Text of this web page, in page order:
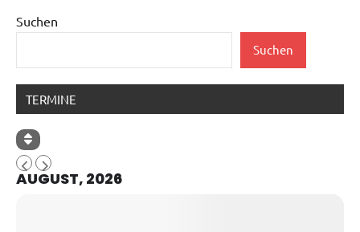
Suchen
Suchen
TERMINE
AUGUST, 2026